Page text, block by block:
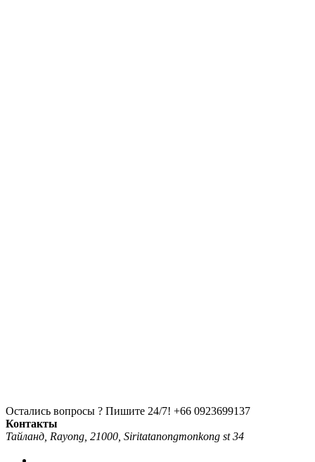
Остались вопросы ? Пишите 24/7! +66 0923699137
Контакты
Тайланд, Rayong, 21000, Siritatanongmonkong st 34